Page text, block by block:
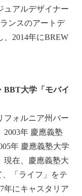
ュアルデザイナー
ンスのアートデ
、2014年にBREW
BBT大学「モバイ
フォルニア州バー
2003年 慶應義塾
年 慶應義塾大学
現在、慶應義塾大
「ライフ」をテ
年にキャスタリア